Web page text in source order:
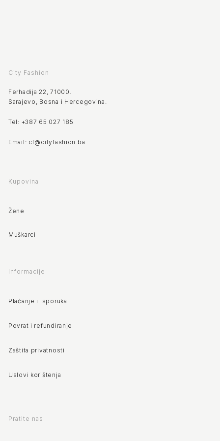
City Fashion
Ferhadija 22, 71000.
Sarajevo, Bosna i Hercegovina.
Tel: +387 65 027 185
Email: cf@cityfashion.ba
Kupovina
Žene
Muškarci
Informacije
Plaćanje i isporuka
Povrat i refundiranje
Zaštita privatnosti
Uslovi korištenja
Pratite nas